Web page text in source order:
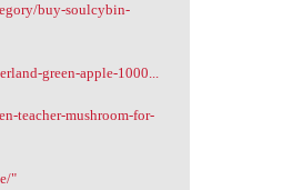
buy-soulcybin-
green-apple-1000...
teacher-mushroom-for-
"